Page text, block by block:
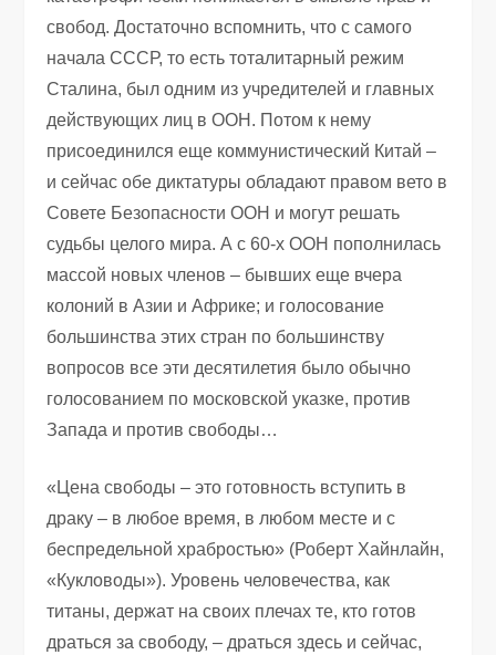
свобод. Достаточно вспомнить, что с самого
начала СССР, то есть тоталитарный режим
Сталина, был одним из учредителей и главных
действующих лиц в ООН. Потом к нему
присоединился еще коммунистический Китай –
и сейчас обе диктатуры обладают правом вето в
Совете Безопасности ООН и могут решать
судьбы целого мира. А с 60-х ООН пополнилась
массой новых членов – бывших еще вчера
колоний в Азии и Африке; и голосование
большинства этих стран по большинству
вопросов все эти десятилетия было обычно
голосованием по московской указке, против
Запада и против свободы…
«Цена свободы – это готовность вступить в
драку – в любое время, в любом месте и с
беспредельной храбростью» (Роберт Хайнлайн,
«Кукловоды»). Уровень человечества, как
титаны, держат на своих плечах те, кто готов
драться за свободу, – драться здесь и сейчас,